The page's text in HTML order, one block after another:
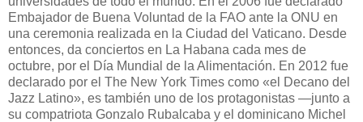
Embajador de Buena Voluntad de la FAO ante la ONU en
una ceremonia realizada en la Ciudad del Vaticano. Desde
entonces, da conciertos en La Habana cada mes de
octubre, por el Día Mundial de la Alimentación. En 2012 fue
declarado por el The New York Times como «el Decano del
Jazz Latino», es también uno de los protagonistas —junto a
su compatriota Gonzalo Rubalcaba y el dominicano Michel